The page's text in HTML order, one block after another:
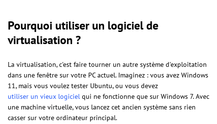
Pourquoi utiliser un logiciel de
virtualisation ?
La virtualisation, c'est faire tourner un autre système d'exploitation
dans une fenêtre sur votre PC actuel. Imaginez : vous avez Windows
11, mais vous voulez tester Ubuntu, ou vous devez
utiliser un vieux logiciel qui ne fonctionne que sur Windows 7. Avec
une machine virtuelle, vous lancez cet ancien système sans rien
casser sur votre ordinateur principal.